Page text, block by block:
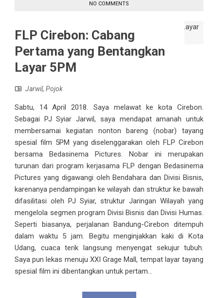
NO COMMENTS
FLP Cirebon: Cabang
Pertama yang Bentangkan
Layar 5PM
Jarwil, Pojok
Sabtu, 14 April 2018. Saya melawat ke kota Cirebon.
Sebagai PJ Syiar Jarwil, saya mendapat amanah untuk
membersamai kegiatan nonton bareng (nobar) tayang
spesial film 5PM yang diselenggarakan oleh FLP Cirebon
bersama Bedasinema Pictures. Nobar ini merupakan
turunan dari program kerjasama FLP dengan Bedasinema
Pictures yang digawangi oleh Bendahara dan Divisi Bisnis,
karenanya pendampingan ke wilayah dan struktur ke bawah
difasilitasi oleh PJ Syiar, struktur Jaringan Wilayah yang
mengelola segmen program Divisi Bisnis dan Divisi Humas.
Seperti biasanya, perjalanan Bandung-Cirebon ditempuh
dalam waktu 5 jam. Begitu menginjakkan kaki di Kota
Udang, cuaca terik langsung menyengat sekujur tubuh.
Saya pun lekas menuju XXI Grage Mall, tempat layar tayang
spesial film ini dibentangkan untuk pertam...